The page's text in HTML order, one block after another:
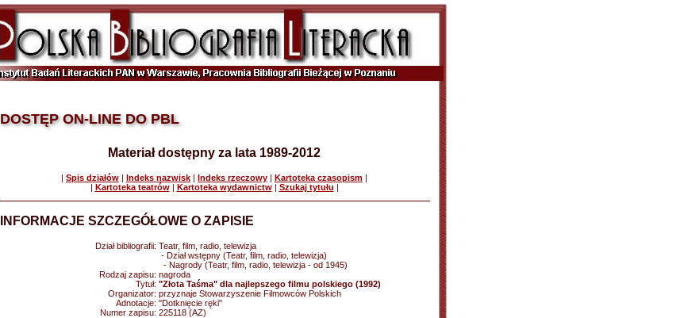
DOSTĘP ON-LINE DO PBL
Materiał dostępny za lata 1989-2012
| Spis działów | Indeks nazwisk | Indeks rzeczowy | Kartoteka czasopism |
| Kartoteka teatrów| Kartoteka wydawnictw| Szukaj tytułu |
INFORMACJE SZCZEGÓŁOWE O ZAPISIE
Dział bibliografii: Teatr, film, radio, telewizja
- Dział wstępny (Teatr, film, radio, telewizja)
- Nagrody (Teatr, film, radio, telewizja - od 1945)
Rodzaj zapisu: nagroda
Tytuł: "Złota Taśma" dla najlepszego filmu polskiego (1992)
Organizator: przyznaje Stowarzyszenie Filmowców Polskich
Adnotacje: "Dotknięcie ręki"
Numer zapisu: 225118 (AZ)